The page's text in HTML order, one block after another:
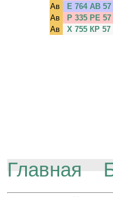
Ав
Е 764 АВ 57
Ав
Р 335 РЕ 57
Ав
Х 755 КР 57
Главная